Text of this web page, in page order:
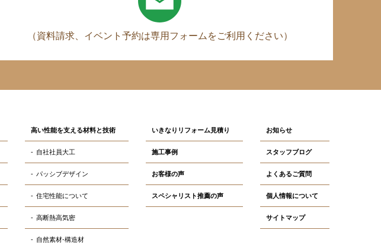
（資料請求、イベント予約は専用フォームをご利用ください）
高い性能を支える材料と技術
自社社員大工
パッシブデザイン
住宅性能について
高断熱高気密
自然素材-構造材
いきなりリフォーム見積り
施工事例
お客様の声
スペシャリスト推薦の声
お知らせ
スタッフブログ
よくあるご質問
個人情報について
サイトマップ